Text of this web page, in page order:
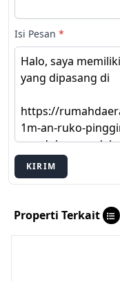
Isi Pesan *
KIRIM
Properti Terkait